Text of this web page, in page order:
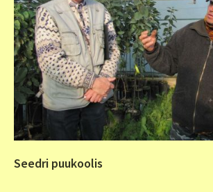
Seedri puukoolis